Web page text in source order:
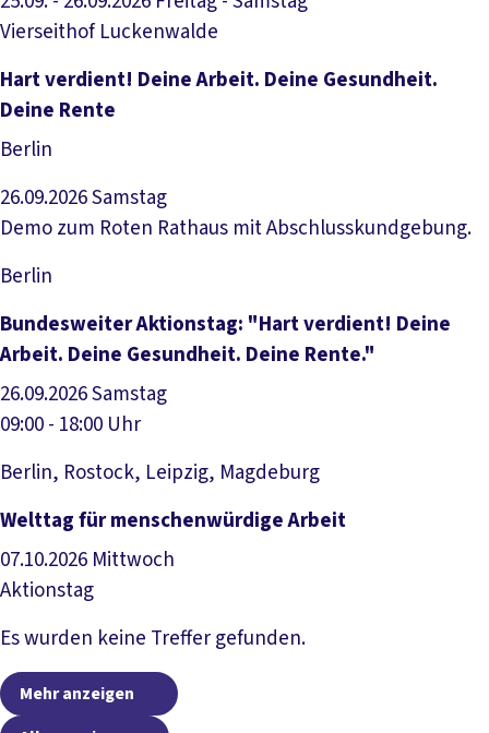
Vierseithof Luckenwalde
Veranstaltung anzeigen
Hart verdient! Deine Arbeit. Deine Gesundheit.
Deine Rente
Berlin
26.09.2026Samstag
Demo zum Roten Rathaus mit Abschlusskundgebung.
Berlin
Veranstaltung anzeigen
Bundesweiter Aktionstag: "Hart verdient! Deine
Arbeit. Deine Gesundheit. Deine Rente."
26.09.2026Samstag
09:00 - 18:00 Uhr
Berlin, Rostock, Leipzig, Magdeburg
Veranstaltung anzeigen
Welttag für menschenwürdige Arbeit
07.10.2026 Mittwoch
Aktionstag
Veranstaltung anzeigen
Es wurden keine Treffer gefunden.
Mehr anzeigen